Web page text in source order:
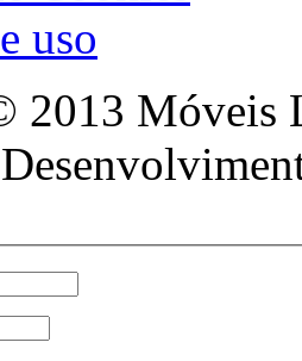
uso
2013 Móveis